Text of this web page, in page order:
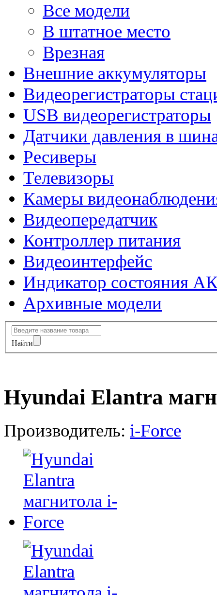
Все модели
В штатное место
Врезная
Внешние аккумуляторы
Видеорегистраторы
USB видеорегистраторы
Датчики давления в
Ресиверы
Телевизоры
Камеры
Видеопередатчик
Контроллер питания
Видеоинтерфейс
Индикатор состояния
Архивные модели
Найти
Hyundai Elantra
Производитель: i-Force